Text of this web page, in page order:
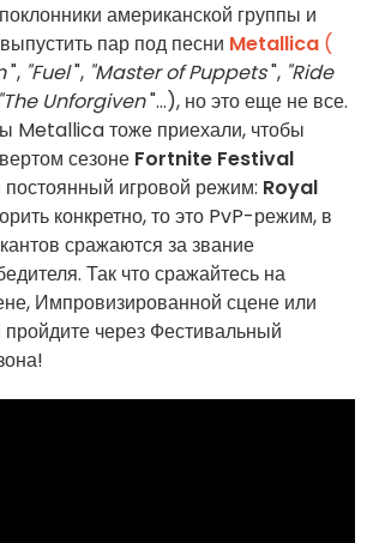
американской группы и
пар под песни Metallica (
", "Fuel", "Master of Puppets", "Ride
"The Unforgiven"...), но это еще не все.
Metallica тоже приехали, чтобы
сезоне Fortnite Festival
игровой режим: Royal
конкретно, то это PvP-режим, в
сражаются за звание
Так что сражайтесь на
Импровизированной сцене или
через Фестивальный